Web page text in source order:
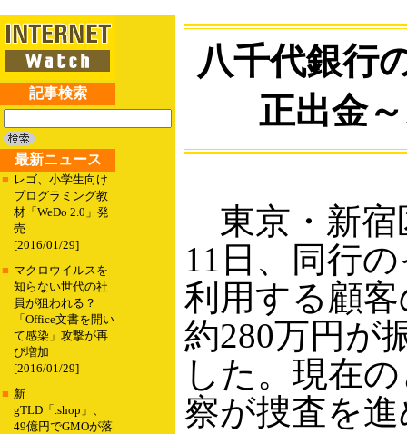
記事検索
最新ニュース
■ レゴ、小学生向け
プログラミング教
材「WeDo 2.0」発
売
[2016/01/29]
■ マクロウイルスを
知らない世代の社
員が狙われる？
「Office文書を開い
て感染」攻撃が再
び増加
[2016/01/29]
■ 新
gTLD「.shop」、
49億円でGMOが落
八千代銀行
正出金
東京・新宿
11日、同行
利用する顧
約280万円が
した。現在
察が捜査を